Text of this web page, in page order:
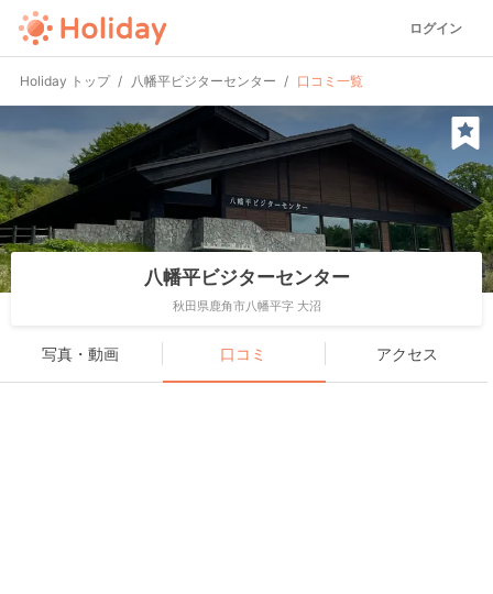
ログイン
Holiday トップ 八幡平ビジターセンター 口コミ一覧
八幡平ビジターセンター
秋田県鹿角市八幡平字 大沼
写真・動画 口コミ アクセス